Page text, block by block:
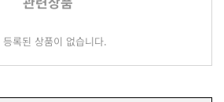
등록된 상품이 없습니다.